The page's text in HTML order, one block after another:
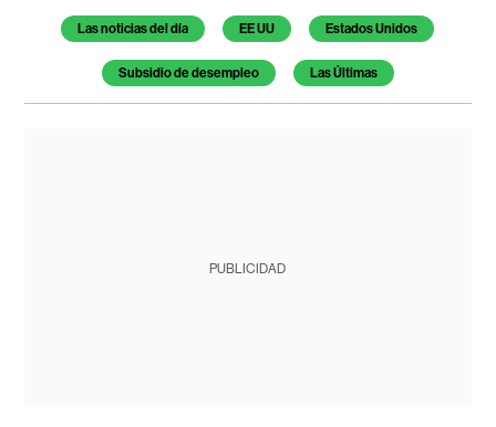
Temas de este artículo
Las noticias del día EE UU Estados Unidos
Subsidio de desempleo Las Últimas
PUBLICIDAD